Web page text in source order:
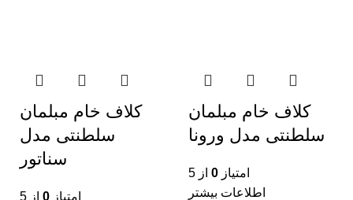
کلاف خام مبلمان
سلطنتی مدل ورونا
امتیاز 0 از 5
اطلاعات بیشتر
کلاف خام مبلمان
سلطنتی مدل
سناتور
امتیاز 0 از 5